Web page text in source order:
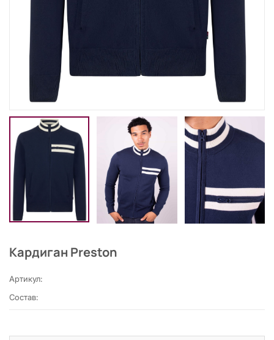
Кардиган Preston
Артикул:
Состав: